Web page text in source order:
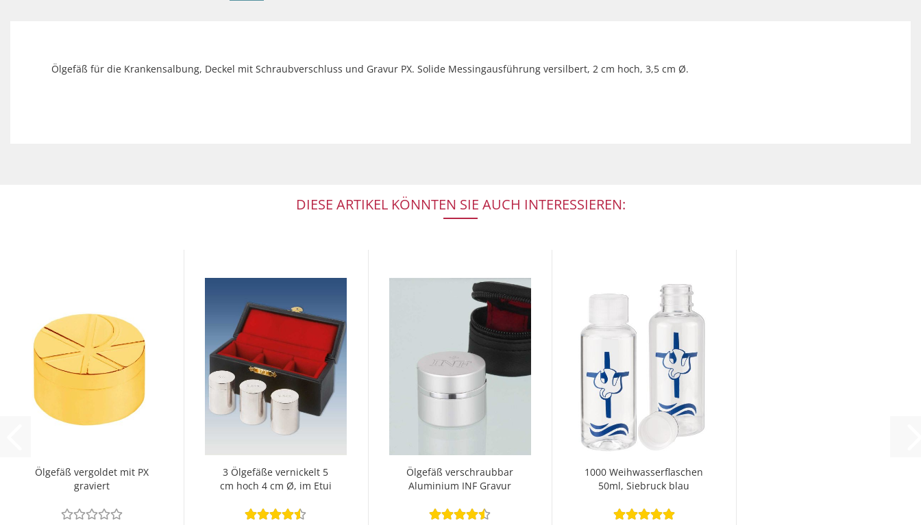
Ölgefäß für die Krankensalbung, Deckel mit Schraubverschluss und Gravur PX. Solide Messingausführung versilbert, 2 cm hoch, 3,5 cm Ø.
DIESE ARTIKEL KÖNNTEN SIE AUCH INTERESSIEREN:
Ölgefäß vergoldet mit PX
graviert
3 Ölgefäße vernickelt 5
cm hoch 4 cm Ø, im Etui
Ölgefäß verschraubbar
Aluminium INF Gravur
1000 Weihwasserflaschen
50ml, Siebruck blau